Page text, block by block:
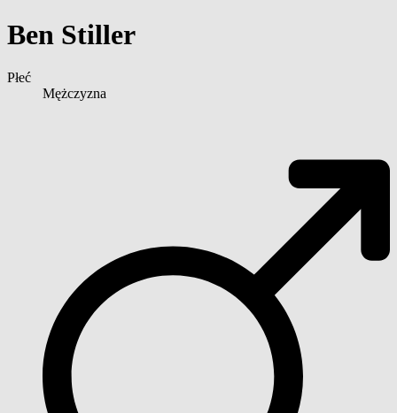
Ben Stiller
Płeć
Mężczyzna